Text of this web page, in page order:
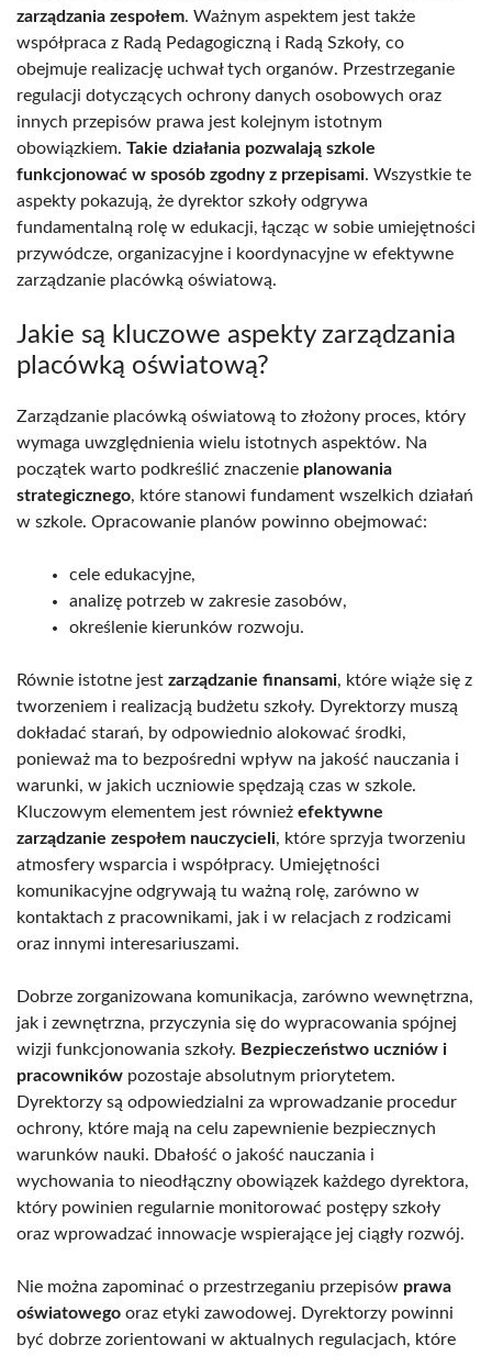
zarządzania zespołem. Ważnym aspektem jest także
współpraca z Radą Pedagogiczną i Radą Szkoły, co
obejmuje realizację uchwał tych organów. Przestrzeganie
regulacji dotyczących ochrony danych osobowych oraz
innych przepisów prawa jest kolejnym istotnym
obowiązkiem. Takie działania pozwalają szkole
funkcjonować w sposób zgodny z przepisami. Wszystkie te
aspekty pokazują, że dyrektor szkoły odgrywa
fundamentalną rolę w edukacji, łącząc w sobie umiejętności
przywódcze, organizacyjne i koordynacyjne w efektywne
zarządzanie placówką oświatową.
Jakie są kluczowe aspekty zarządzania
placówką oświatową?
Zarządzanie placówką oświatową to złożony proces, który
wymaga uwzględnienia wielu istotnych aspektów. Na
początek warto podkreślić znaczenie planowania
strategicznego, które stanowi fundament wszelkich działań
w szkole. Opracowanie planów powinno obejmować:
cele edukacyjne,
analizę potrzeb w zakresie zasobów,
określenie kierunków rozwoju.
Równie istotne jest zarządzanie finansami, które wiąże się z
tworzeniem i realizacją budżetu szkoły. Dyrektorzy muszą
dokładać starań, by odpowiednio alokować środki,
ponieważ ma to bezpośredni wpływ na jakość nauczania i
warunki, w jakich uczniowie spędzają czas w szkole.
Kluczowym elementem jest również efektywne
zarządzanie zespołem nauczycieli, które sprzyja tworzeniu
atmosfery wsparcia i współpracy. Umiejętności
komunikacyjne odgrywają tu ważną rolę, zarówno w
kontaktach z pracownikami, jak i w relacjach z rodzicami
oraz innymi interesariuszami.
Dobrze zorganizowana komunikacja, zarówno wewnętrzna,
jak i zewnętrzna, przyczynia się do wypracowania spójnej
wizji funkcjonowania szkoły. Bezpieczeństwo uczniów i
pracowników pozostaje absolutnym priorytetem.
Dyrektorzy są odpowiedzialni za wprowadzanie procedur
ochrony, które mają na celu zapewnienie bezpiecznych
warunków nauki. Dbałość o jakość nauczania i
wychowania to nieodłączny obowiązek każdego dyrektora,
który powinien regularnie monitorować postępy szkoły
oraz wprowadzać innowacje wspierające jej ciągły rozwój.
Nie można zapominać o przestrzeganiu przepisów prawa
oświatowego oraz etyki zawodowej. Dyrektorzy powinni
być dobrze zorientowani w aktualnych regulacjach, które